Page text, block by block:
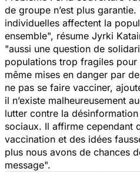
de groupe n’est plus garantie.
individuelles affectent la
ensemble", résume Jyrki
"aussi une question de
populations trop fragiles
même mises en danger par
ne pas se faire vacciner,
il n’existe malheureusement
lutter contre la désinformation
sociaux. Il affirme cependant
vaccination et des idées
plus nous avons de chances
message".